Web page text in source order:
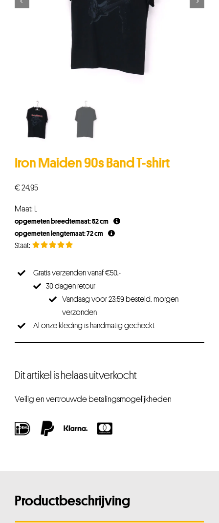
Iron Maiden 90s Band T-shirt
€24,95
Maat: L
opgemeten breedtemaat: 52 cm
opgemeten lengtemaat: 72 cm
Gratis verzenden vanaf €50,-
30 dagen retour
Vandaag voor 23:59 besteld, morgen
verzonden
Al onze kleding is handmatig gecheckt
Dit artikel is helaas uitverkocht
Veilig en vertrouwde betalingsmogelijkheden
Productbeschrijving